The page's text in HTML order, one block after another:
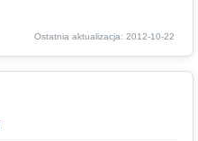
Ostatnia aktualizacja: 2012-10-22